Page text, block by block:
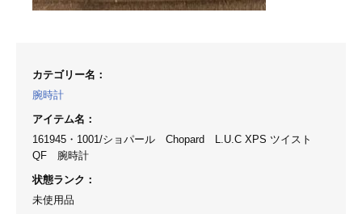
カテゴリー名 ：
腕時計
アイテム名 ：
161945・1001/ショパール Chopard L.U.C XPS ツイスト
QF 腕時計
状態ランク ：
未使用品